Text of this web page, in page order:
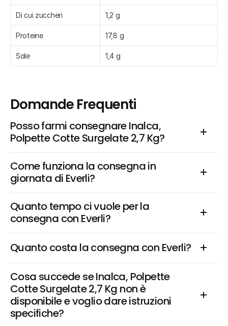
Di cui zuccheri 1,2 g
Proteine 17,8 g
Sale 1,4 g
Domande Frequenti
Posso farmi consegnare Inalca,
Polpette Cotte Surgelate 2,7 Kg?
Come funziona la consegna in
giornata di Everli?
Quanto tempo ci vuole per la
consegna con Everli?
Quanto costa la consegna con Everli?
Cosa succede se Inalca, Polpette
Cotte Surgelate 2,7 Kg non è
disponibile e voglio dare istruzioni
specifiche?